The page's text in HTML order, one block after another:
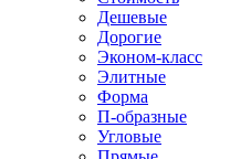
Дешевые
Дорогие
Эконом-класс
Элитные
Форма
П-образные
Угловые